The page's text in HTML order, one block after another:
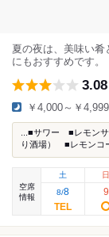
夏の夜は、美味い
にもおすすめです。
3.08
￥4,000～￥4,999
...■サワー ■レモン
り酒場） ■レモン
空席
情報
土
8/8
日
9